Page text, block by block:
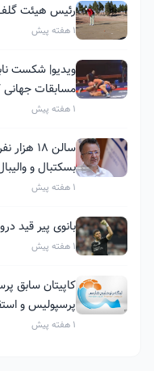
رئیس هیئت
1 هفته پیش
ویدیو| شکست
مسابقات
1 هفته پیش
بسکتبال و
1 هفته پیش
بانوی پیر قید
1 هفته پیش
کاپیتان سابق
پرسپولیس و
1 هفته پیش